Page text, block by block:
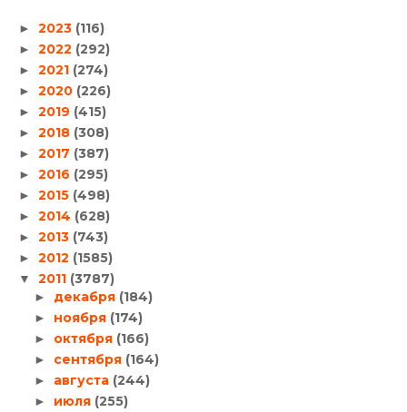
► 2023 (116)
► 2022 (292)
► 2021 (274)
► 2020 (226)
► 2019 (415)
► 2018 (308)
► 2017 (387)
► 2016 (295)
► 2015 (498)
► 2014 (628)
► 2013 (743)
► 2012 (1585)
▼ 2011 (3787)
► декабря (184)
► ноября (174)
► октября (166)
► сентября (164)
► августа (244)
► июля (255)